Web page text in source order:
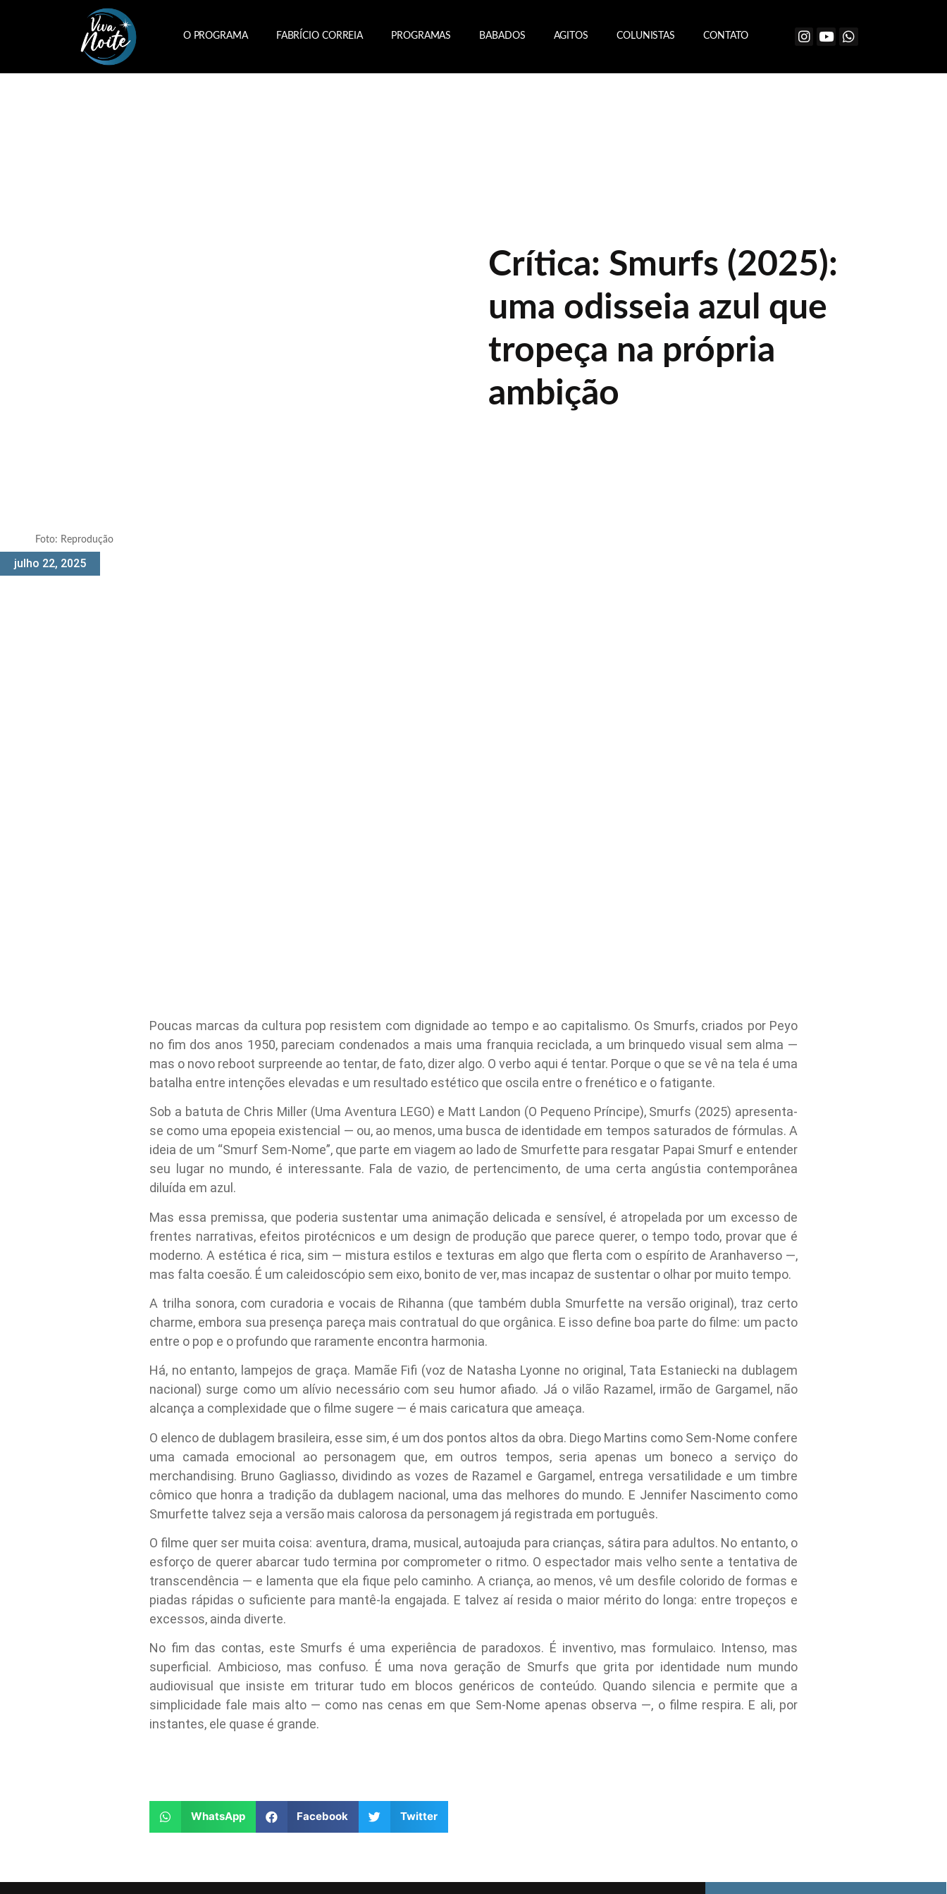
O PROGRAMA FABRÍCIO CORREIA PROGRAMAS BABADOS AGITOS COLUNISTAS CONTATO
Foto: Reprodução
julho 22, 2025
Crítica: Smurfs (2025):
uma odisseia azul que
tropeça na própria
ambição
Poucas marcas da cultura pop resistem com dignidade ao tempo e ao capitalismo. Os Smurfs, criados por Peyo
no fim dos anos 1950, pareciam condenados a mais uma franquia reciclada, a um brinquedo visual sem alma —
mas o novo reboot surpreende ao tentar, de fato, dizer algo. O verbo aqui é tentar. Porque o que se vê na tela é uma
batalha entre intenções elevadas e um resultado estético que oscila entre o frenético e o fatigante.
Sob a batuta de Chris Miller (Uma Aventura LEGO) e Matt Landon (O Pequeno Príncipe), Smurfs (2025) apresenta-
se como uma epopeia existencial — ou, ao menos, uma busca de identidade em tempos saturados de fórmulas. A
ideia de um “Smurf Sem-Nome”, que parte em viagem ao lado de Smurfette para resgatar Papai Smurf e entender
seu lugar no mundo, é interessante. Fala de vazio, de pertencimento, de uma certa angústia contemporânea
diluída em azul.
Mas essa premissa, que poderia sustentar uma animação delicada e sensível, é atropelada por um excesso de
frentes narrativas, efeitos pirotécnicos e um design de produção que parece querer, o tempo todo, provar que é
moderno. A estética é rica, sim — mistura estilos e texturas em algo que flerta com o espírito de Aranhaverso —,
mas falta coesão. É um caleidoscópio sem eixo, bonito de ver, mas incapaz de sustentar o olhar por muito tempo.
A trilha sonora, com curadoria e vocais de Rihanna (que também dubla Smurfette na versão original), traz certo
charme, embora sua presença pareça mais contratual do que orgânica. E isso define boa parte do filme: um pacto
entre o pop e o profundo que raramente encontra harmonia.
Há, no entanto, lampejos de graça. Mamãe Fifi (voz de Natasha Lyonne no original, Tata Estaniecki na dublagem
nacional) surge como um alívio necessário com seu humor afiado. Já o vilão Razamel, irmão de Gargamel, não
alcança a complexidade que o filme sugere — é mais caricatura que ameaça.
O elenco de dublagem brasileira, esse sim, é um dos pontos altos da obra. Diego Martins como Sem-Nome confere
uma camada emocional ao personagem que, em outros tempos, seria apenas um boneco a serviço do
merchandising. Bruno Gagliasso, dividindo as vozes de Razamel e Gargamel, entrega versatilidade e um timbre
cômico que honra a tradição da dublagem nacional, uma das melhores do mundo. E Jennifer Nascimento como
Smurfette talvez seja a versão mais calorosa da personagem já registrada em português.
O filme quer ser muita coisa: aventura, drama, musical, autoajuda para crianças, sátira para adultos. No entanto, o
esforço de querer abarcar tudo termina por comprometer o ritmo. O espectador mais velho sente a tentativa de
transcendência — e lamenta que ela fique pelo caminho. A criança, ao menos, vê um desfile colorido de formas e
piadas rápidas o suficiente para mantê-la engajada. E talvez aí resida o maior mérito do longa: entre tropeços e
excessos, ainda diverte.
No fim das contas, este Smurfs é uma experiência de paradoxos. É inventivo, mas formulaico. Intenso, mas
superficial. Ambicioso, mas confuso. É uma nova geração de Smurfs que grita por identidade num mundo
audiovisual que insiste em triturar tudo em blocos genéricos de conteúdo. Quando silencia e permite que a
simplicidade fale mais alto — como nas cenas em que Sem-Nome apenas observa —, o filme respira. E ali, por
instantes, ele quase é grande.
WhatsApp Facebook Twitter